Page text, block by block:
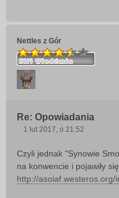
Nettles z Gór
Re: Opowiadania
s
t
1 lut 2017, o 21:52
Czyli jednak "Synowie
na konwencie i pojawiły
http://